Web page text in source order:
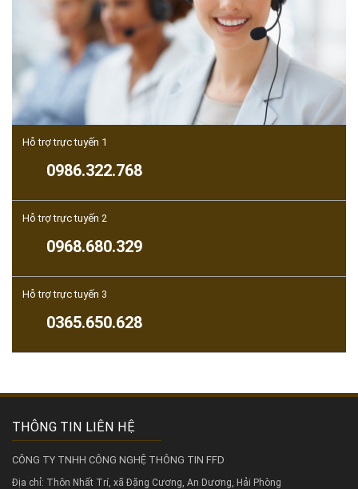
Hỗ trợ trực tuyến 1
0986.322.768
Hỗ trợ trực tuyến 2
0968.680.329
Hỗ trợ trực tuyến 3
0365.650.628
THÔNG TIN LIÊN HỆ
CÔNG TY TNHH CÔNG NGHỆ THÔNG TIN FFD
Địa chỉ: Thôn Nhất Trí, xã Đặng Cương, An Dương, Hải Phòng